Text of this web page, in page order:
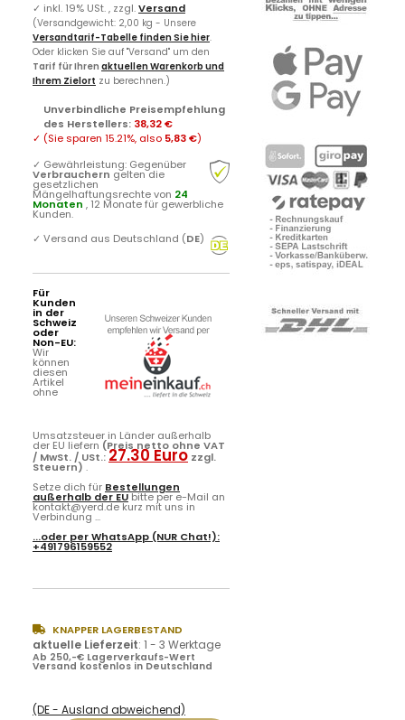
✓ inkl. 19% USt. , zzgl.Versand
(Versandgewicht: 2,00 kg - Unsere
Versandtarif-Tabelle finden Sie hier.
Oder klicken Sie auf "Versand" um den
Tarif für Ihren aktuellen Warenkorb und
Ihrem Zielort zu berechnen.)
Unverbindliche Preisempfehlung
des Herstellers: 38,32 €
✓ (Sie sparen 15.21%, also 5,83 €)
✓ Gewährleistung: Gegenüber
Verbrauchern gelten die
gesetzlichen
Mängelhaftungsrechte von 24
Monaten , 12 Monate für gewerbliche
Kunden.
✓ Versand aus Deutschland (DE)
Für
Kunden
in der
Schweiz
oder
Non-EU:
Wir
können
diesen
Artikel
ohne
Umsatzsteuer in Länder außerhalb
der EU liefern (Preis netto ohne VAT
/ MwSt. / USt.:27.30 Euro zzgl.
Steuern) .
Setze dich für Bestellungen
außerhalb der EUbitte per e-Mail an
kontakt@yerd.de kurz mit uns in
Verbindung ...
...oder perWhatsApp (NUR Chat!):
+491796159552
KNAPPER LAGERBESTAND
aktuelle Lieferzeit: 1 - 3 Werktage
Ab 250,-€ Lagerverkaufs-Wert
Versand kostenlos in Deutschland
(DE - Ausland abweichend)